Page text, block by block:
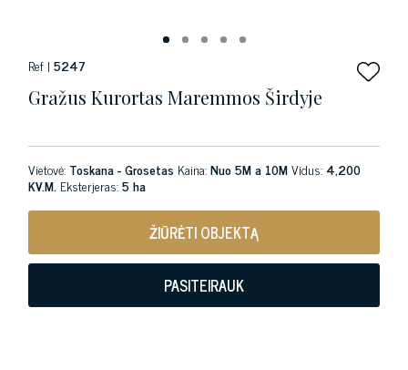
Ref | 5247
Gražus Kurortas Maremmos Širdyje
Vietovė: Toskana - Grosetas Kaina:Nuo 5M a 10MVidus: 4,200
KV.M. Eksterjeras:5 ha
ŽIŪRĖTI OBJEKTĄ
PASITEIRAUK